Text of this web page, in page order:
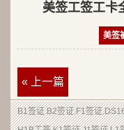
美签工签工卡
美签
« 上一篇
B1签证.B2签证.F1签证